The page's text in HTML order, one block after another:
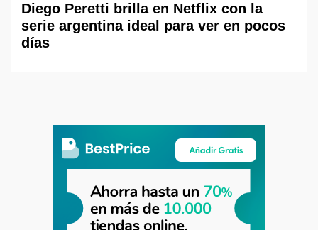
Diego Peretti brilla en Netflix con la
serie argentina ideal para ver en pocos
días